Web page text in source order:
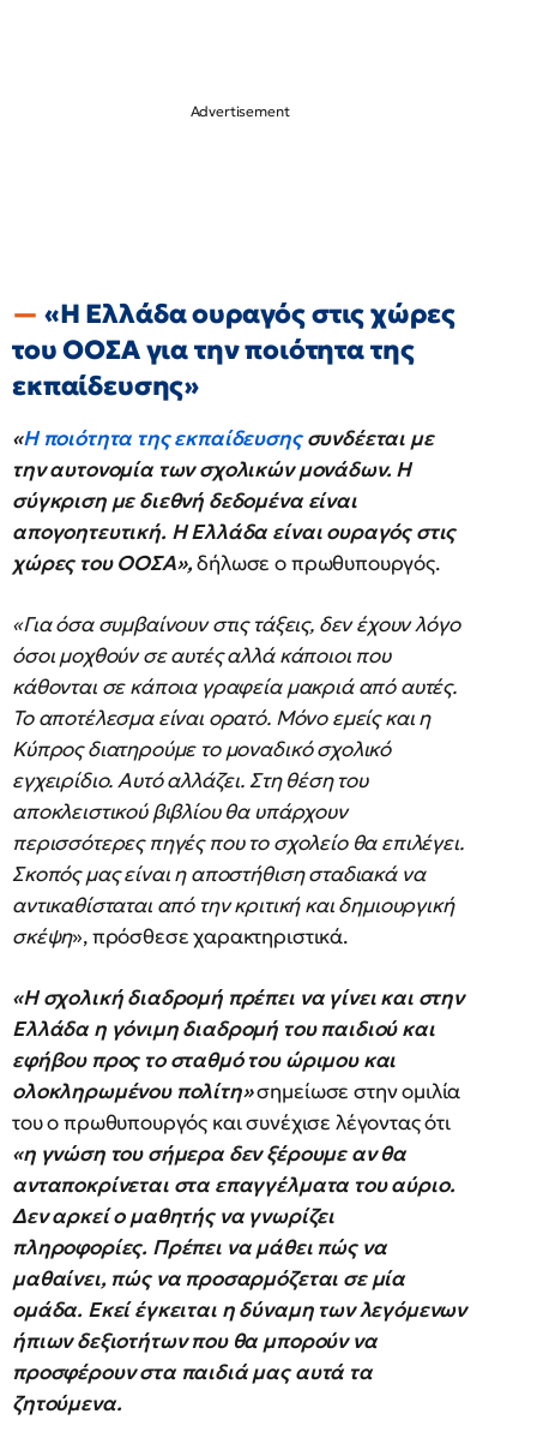
«Η Ελλάδα ουραγός στις χώρες
του ΟΟΣΑ για την ποιότητα της
εκπαίδευσης»
«Η ποιότητα της εκπαίδευσηςσυνδέεται με
την αυτονομία των σχολικών μονάδων. Η
σύγκριση με διεθνή δεδομένα είναι
απογοητευτική. Η Ελλάδα είναι ουραγός στις
χώρες του ΟΟΣΑ»,δήλωσε ο πρωθυπουργός.
«Για όσα συμβαίνουν στις τάξεις, δεν έχουν λόγο
όσοι μοχθούν σε αυτές αλλά κάποιοι που
κάθονται σε κάποια γραφεία μακριά από αυτές.
Το αποτέλεσμα είναι ορατό. Μόνο εμείς και η
Κύπρος διατηρούμε το μοναδικό σχολικό
εγχειρίδιο. Αυτό αλλάζει. Στη θέση του
αποκλειστικού βιβλίου θα υπάρχουν
περισσότερες πηγές που το σχολείο θα επιλέγει.
Σκοπός μας είναι η αποστήθιση σταδιακά να
αντικαθίσταται από την κριτική και δημιουργική
σκέψη», πρόσθεσε χαρακτηριστικά.
«Η σχολική διαδρομή πρέπει να γίνει και στην
Ελλάδα η γόνιμη διαδρομή του παιδιού και
εφήβου προς το σταθμό του ώριμου και
ολοκληρωμένου πολίτη»σημείωσε στην ομιλία
του ο πρωθυπουργός και συνέχισε λέγοντας ότι
«η γνώση του σήμερα δεν ξέρουμε αν θα
ανταποκρίνεται στα επαγγέλματα του αύριο.
Δεν αρκεί ο μαθητής να γνωρίζει
πληροφορίες. Πρέπει να μάθει πώς να
μαθαίνει, πώς να προσαρμόζεται σε μία
ομάδα. Εκεί έγκειται η δύναμη των λεγόμενων
ήπιων δεξιοτήτων που θα μπορούν να
προσφέρουν στα παιδιά μας αυτά τα
ζητούμενα.